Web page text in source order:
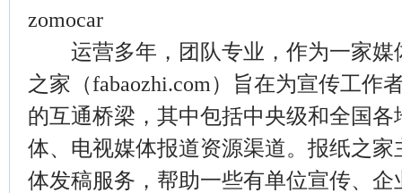
zomocar
运营多年，团队专业，作为一家媒
之家（fabaozhi.com）旨在为宣传工作
的互通桥梁，其中包括中央级和全国
体、电视媒体报道资源渠道。报纸之
体发稿服务，帮助一些有单位宣传、